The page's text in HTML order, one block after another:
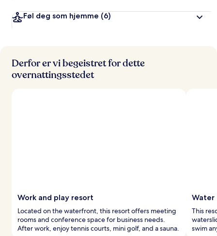
Føl deg som hjemme (6)
Derfor er vi begeistret for dette
overnattingsstedet
Work and play resort
Located on the waterfront, this resort offers meeting
rooms and conference space for business needs.
After work, enjoy tennis courts, mini golf, and a sauna.
Water
This
swim